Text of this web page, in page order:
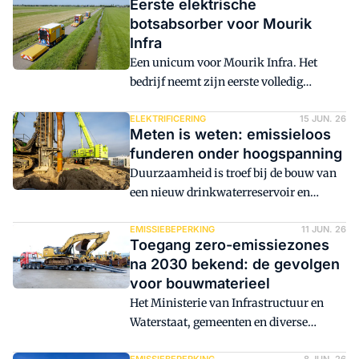
Eerste elektrische
botsabsorber voor Mourik
Infra
Een unicum voor Mourik Infra. Het
bedrijf neemt zijn eerste volledig
Volvo FH Aero Electric wordt ingezet bij
werkzaamheden en incidenten op het
Nederlandse snelwegennet. Daarmee
draagt de truck bij aan de ambitie van
het bedrijf om emissieloos te werken.
leverde Volvo Group Truck Center
Gorinchem ook twee conventionele
Volvo FH 420 4x2-trucks.
ELEKTRIFICERING 15 JUN. 26
Meten is weten: emissieloos
funderen onder hoogspanning
Duurzaamheid is troef bij de bouw van
een nieuw drinkwaterreservoir en
Voorbij Funderingstechniek de kans om
zijn nieuwe elektrische materieel eens
stevig aan de tand te voelen en te
experimenteren met batterijpakketten.
Alle palen zitten inmiddels in de grond,
ondanks de beperkte stroomaansluiting.
EMISSIEBEPERKING 11 JUN. 26
Toegang zero-emissiezones
na 2030 bekend: de gevolgen
voor bouwmaterieel
Het Ministerie van Infrastructuur en
Waterstaat, gemeenten en diverse